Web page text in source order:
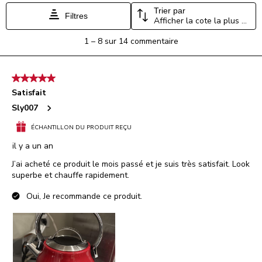
Filtres
Trier par
Afficher la cote la plus élevée à la plus faible
8
commentaire.
1 – 8 sur 14 commentaire
5 étoile(s) sur 5.
Satisfait
Sly007
ÉCHANTILLON DU PRODUIT REÇU
il y a un an
J’ai acheté ce produit le mois passé et je suis très satisfait. Look
superbe et chauffe rapidement.
Oui, Je recommande ce produit.